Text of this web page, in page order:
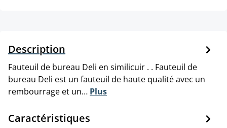
Description
Fauteuil de bureau Deli en similicuir . . Fauteuil de
bureau Deli est un fauteuil de haute qualité avec un
rembourrage et un… Plus
Caractéristiques